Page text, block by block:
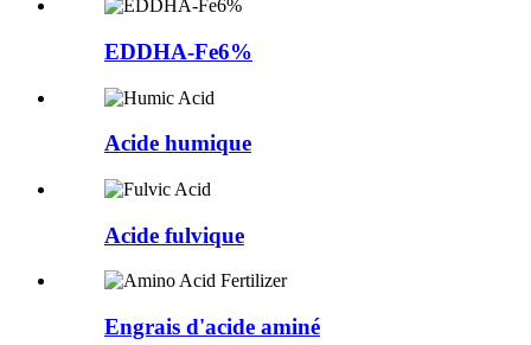
EDDHA-Fe6%
Acide humique
Acide fulvique
Engrais d'acide aminé